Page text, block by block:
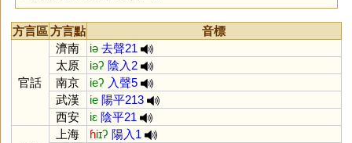
方言區方言點 音標
官話
濟南 iə 去聲21
太原
iəʔ 陰入2
南京
ieʔ 入聲5
武漢
ie 陽平213
西安
iɛ 陰平21
上海 ɦiɪʔ 陽入1